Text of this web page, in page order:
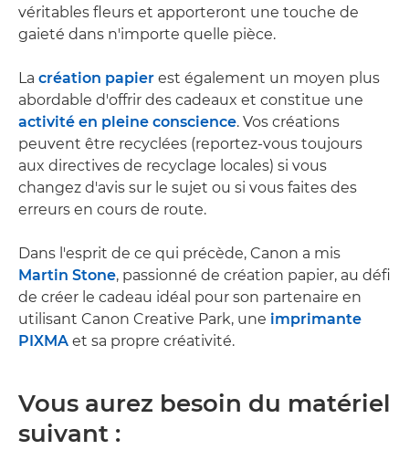
véritables fleurs et apporteront une touche de
gaieté dans n'importe quelle pièce.
La création papier est également un moyen plus
abordable d'offrir des cadeaux et constitue une
activité en pleine conscience. Vos créations
peuvent être recyclées (reportez-vous toujours
aux directives de recyclage locales) si vous
changez d'avis sur le sujet ou si vous faites des
erreurs en cours de route.
Dans l'esprit de ce qui précède, Canon a mis
Martin Stone, passionné de création papier, au défi
de créer le cadeau idéal pour son partenaire en
utilisant Canon Creative Park, une imprimante
PIXMA et sa propre créativité.
Vous aurez besoin du matériel
suivant :